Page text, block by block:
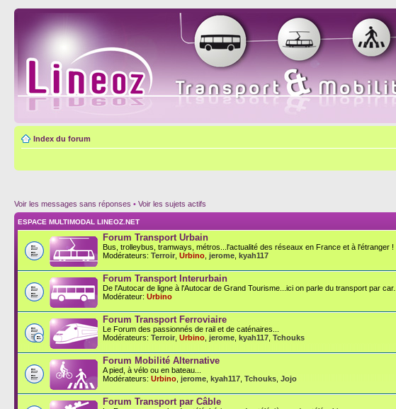
Index du forum
Voir les messages sans réponses • Voir les sujets actifs
ESPACE MULTIMODAL LINEOZ.NET
Forum Transport Urbain
Bus, trolleybus, tramways, métros...l'actualité des réseaux en France et à l'étranger !
Modérateurs: Terroir Urbino jerome kyah117
Forum Transport Interurbain
De l'Autocar de ligne à l'Autocar de Grand Tourisme...ici on parle du transport par car...
Modérateur: Urbino
Forum Transport Ferroviaire
Le Forum des passionnés de rail et de caténaires...
Modérateurs: Terroir Urbino jerome kyah117 Tchouks
Forum Mobilité Alternative
A pied, à vélo ou en bateau...
Modérateurs: Urbino jerome kyah117 Tchouks Jojo
Forum Transport par Câble